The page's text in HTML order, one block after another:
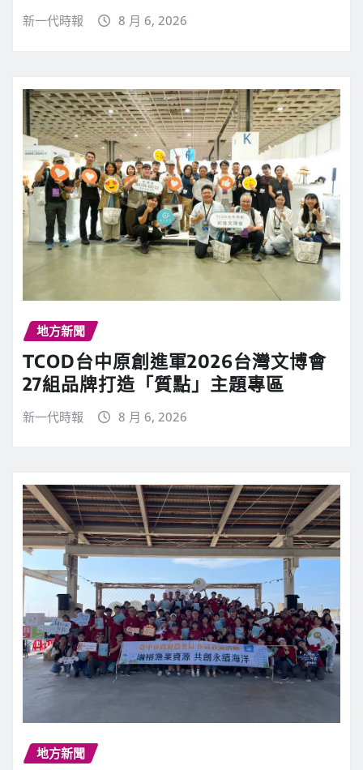
新一代時報 8 月 6, 2026
地方新聞
TCOD台中原創進軍2026台灣文博會
27組品牌打造「質點」主題專區
新一代時報 8 月 6, 2026
地方新聞